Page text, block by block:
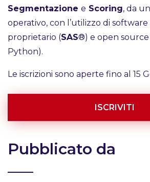
Segmentazione e Scoring, da
operativo, con l’utilizzo di software
proprietario (SAS®) e open source
Python).
Le iscrizioni sono aperte fino al 15
ISCRIVITI
Pubblicato da